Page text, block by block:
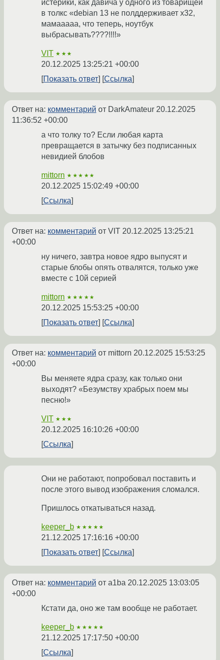
истерики, как давича у одного из товарищей
в толкс «debian 13 не полддерживает x32,
мамааааа, что теперь, ноутбук
выбрасывать????!!!!»
VIT ★★★
20.12.2025 13:25:21 +00:00
Показать ответ
Ссылка
Ответ на: комментарий от DarkAmateur 20.12.2025
11:36:52 +00:00
а что толку то? Если любая карта
превращается в затычку без подписанных
невидией блобов
mittorn ★★★★★
20.12.2025 15:02:49 +00:00
Ссылка
Ответ на: комментарий от VIT 20.12.2025 13:25:21
+00:00
ну ничего, завтра новое ядро выпусят и
старые блобы опять отвалятся, только уже
вместе с 10й серией
mittorn ★★★★★
20.12.2025 15:53:25 +00:00
Показать ответ
Ссылка
Ответ на: комментарий от mittorn 20.12.2025 15:53:25
+00:00
Вы меняете ядра сразу, как только они
выходят? «Безумству храбрых поем мы
песню!»
VIT ★★★
20.12.2025 16:10:26 +00:00
Ссылка
Они не работают, попробовал поставить и
после этого вывод изображения сломался.
Пришлось откатываться назад.
keeper_b ★★★★★
21.12.2025 17:16:16 +00:00
Показать ответ
Ссылка
Ответ на: комментарий от a1ba 20.12.2025 13:03:05
+00:00
Кстати да, оно же там вообще не работает.
keeper_b ★★★★★
21.12.2025 17:17:50 +00:00
Ссылка